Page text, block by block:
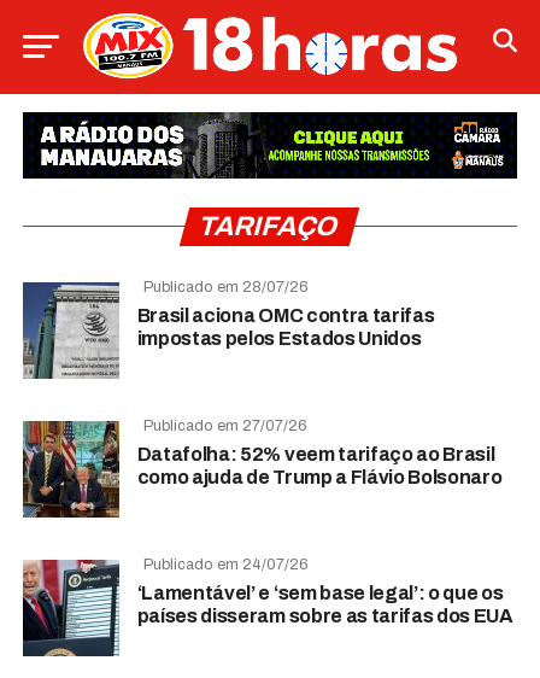
TARIFAÇO
Publicado em 28/07/26
Brasil aciona OMC contra tarifas
impostas pelos Estados Unidos
Publicado em 27/07/26
Datafolha: 52% veem tarifaço ao Brasil
como ajuda de Trump a Flávio Bolsonaro
Publicado em 24/07/26
‘Lamentável’ e ‘sem base legal’: o que os
países disseram sobre as tarifas dos EUA